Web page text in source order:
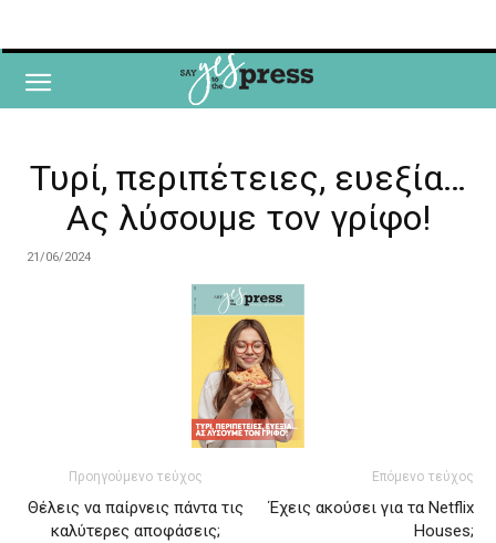
Τυρί, περιπέτειες, ευεξία…
Ας λύσουμε τον γρίφο!
21/06/2024
Προηγούμενο τεύχος
Θέλεις να παίρνεις πάντα τις
καλύτερες αποφάσεις;
Επόμενο τεύχος
Έχεις ακούσει για τα Netflix
Houses;